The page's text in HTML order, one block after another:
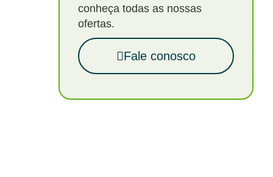
conheça todas as nossas
ofertas.
Fale conosco